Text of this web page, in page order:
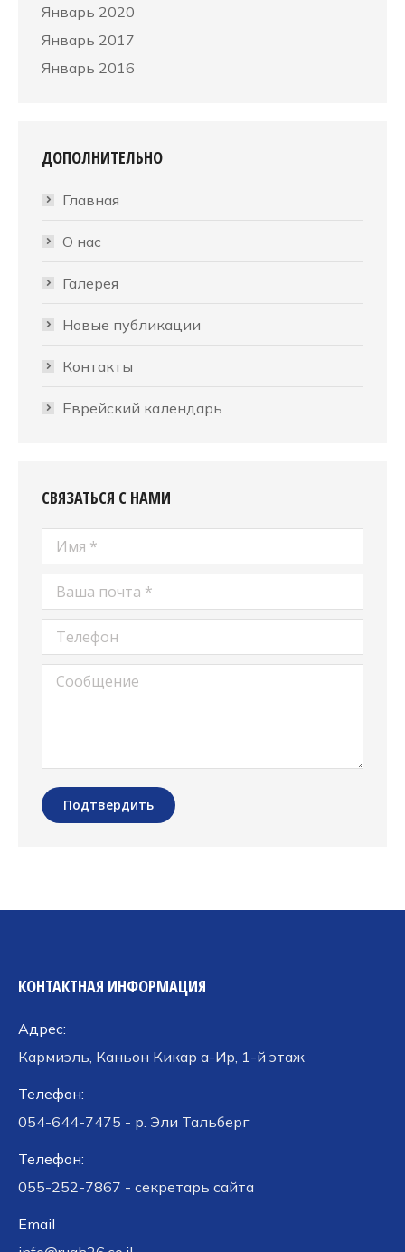
Январь 2020
Январь 2017
Январь 2016
ДОПОЛНИТЕЛЬНО
Главная
О нас
Галерея
Новые публикации
Контакты
Еврейский календарь
СВЯЗАТЬСЯ С НАМИ
Имя *
Ваша почта *
Телефон
Сообщение
Подтвердить
КОНТАКТНАЯ ИНФОРМАЦИЯ
Адрес:
Кармиэль, Каньон Кикар а-Ир, 1-й этаж
Телефон:
054-644-7475 - р. Эли Тальберг
Телефон:
055-252-7867 - секретарь сайта
Email